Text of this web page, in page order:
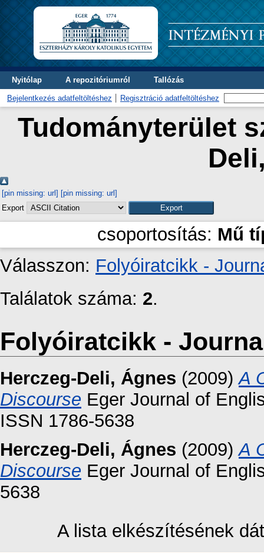
Nyitólap A repozitóriumról Tallózás
Bejelentkezés adatfeltöltéshez Regisztráció adatfeltöltéshez
Tudományterület
[pin missing: url] [pin missing: url]
Export
csoportosítás: Mű
Válasszon: Folyóiratcikk -
Találatok száma: 2.
Folyóiratcikk -
Herczeg-Deli, Ágnes (2009)A
Discourse Eger Journal of
ISSN 1786-5638
Herczeg-Deli, Ágnes (2009)A
Discourse Eger Journal of
5638
A lista elkészítésének